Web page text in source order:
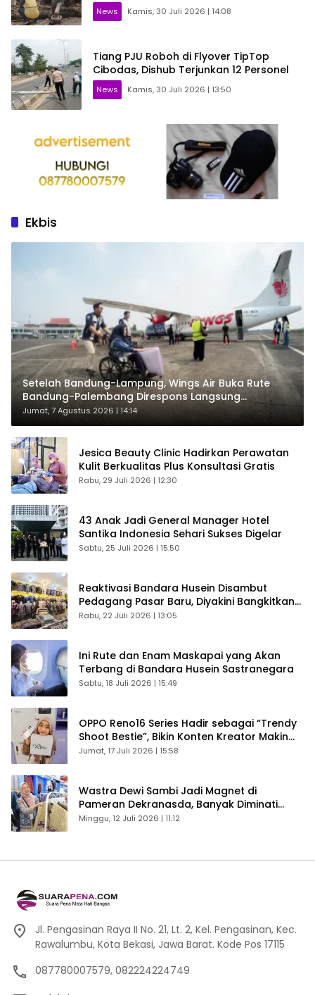
News Kamis, 30 Juli 2026 | 14:08
Tiang PJU Roboh di Flyover TipTop
Cibodas, Dishub Terjunkan 12 Personel
News Kamis, 30 Juli 2026 | 13:50
Ekbis
Setelah Bandung-Lampung, Wings Air Buka Rute
Bandung-Palembang Direspons Langsung
Penumpang
Jumat, 7 Agustus 2026 | 14:14
Jesica Beauty Clinic Hadirkan Perawatan
Kulit Berkualitas Plus Konsultasi Gratis
Rabu, 29 Juli 2026 | 12:30
43 Anak Jadi General Manager Hotel
Santika Indonesia Sehari Sukses Digelar
Sabtu, 25 Juli 2026 | 15:50
Reaktivasi Bandara Husein Disambut
Pedagang Pasar Baru, Diyakini Bangkitkan
Kembali Ekonomi Bandung
Rabu, 22 Juli 2026 | 13:05
Ini Rute dan Enam Maskapai yang Akan
Terbang di Bandara Husein Sastranegara
Sabtu, 18 Juli 2026 | 15:49
OPPO Reno16 Series Hadir sebagai “Trendy
Shoot Bestie”, Bikin Konten Kreator Makin
Betah
Jumat, 17 Juli 2026 | 15:58
Wastra Dewi Sambi Jadi Magnet di
Pameran Dekranasda, Banyak Diminati
Pengunjung
Minggu, 12 Juli 2026 | 11:12
Jl. Pengasinan Raya II No. 21, Lt. 2, Kel. Pengasinan, Kec.
Rawalumbu, Kota Bekasi, Jawa Barat. Kode Pos 17115
087780007579, 082224224749